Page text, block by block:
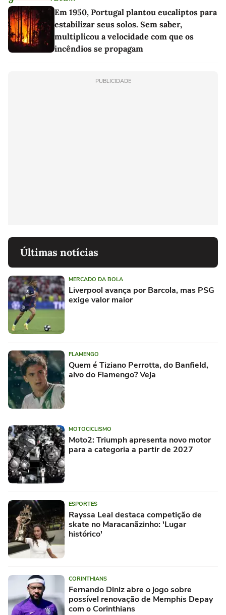
Em 1950, Portugal plantou eucaliptos para
estabilizar seus solos. Sem saber,
multiplicou a velocidade com que os
incêndios se propagam
PUBLICIDADE
Últimas notícias
MERCADO DA BOLA
Liverpool avança por Barcola, mas PSG
exige valor maior
FLAMENGO
Quem é Tiziano Perrotta, do Banfield,
alvo do Flamengo? Veja
MOTOCICLISMO
Moto2: Triumph apresenta novo motor
para a categoria a partir de 2027
ESPORTES
Rayssa Leal destaca competição de
skate no Maracanãzinho: 'Lugar
histórico'
CORINTHIANS
Fernando Diniz abre o jogo sobre
possível renovação de Memphis Depay
com o Corinthians